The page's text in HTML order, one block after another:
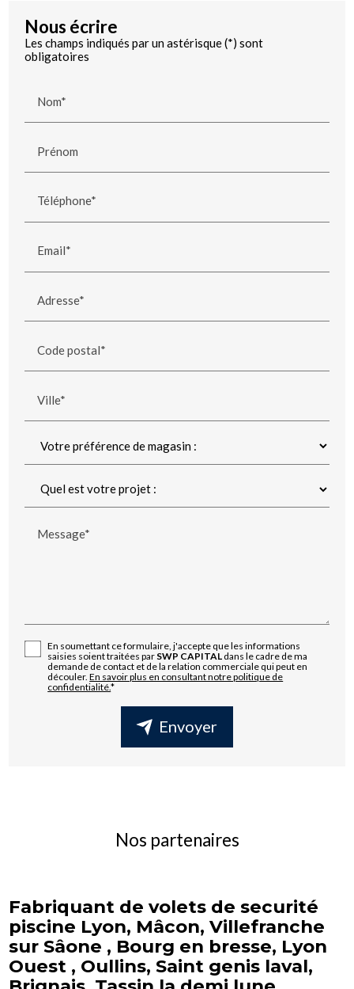
Nous écrire
Les champs indiqués par un astérisque (*) sont
obligatoires
Nom*
Prénom
Téléphone*
Email*
Adresse*
Code postal*
Ville*
Message*
En soumettant ce formulaire, j'accepte que les informations
saisies soient traitées par SWP CAPITAL dans le cadre de ma
demande de contact et de la relation commerciale qui peut en
découler.En savoir plus en consultant notre politique de
confidentialité.*
Envoyer
Nos partenaires
Fabriquant de volets de securité
piscine Lyon, Mâcon, Villefranche
sur Sâone , Bourg en bresse, Lyon
Ouest , Oullins, Saint genis laval,